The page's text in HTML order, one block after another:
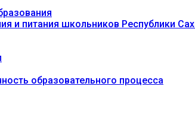
и питания школьников Республики
образовательного процесса